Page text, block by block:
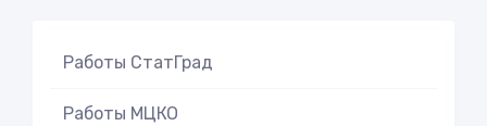
Работы СтатГрад
Работы МЦКО